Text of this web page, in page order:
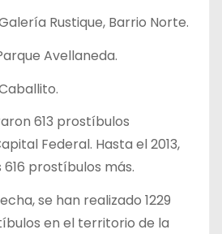
Rustique, Barrio Norte.
Avellaneda.
613 prostíbulos
Federal. Hasta el 2013,
prostíbulos más.
se han realizado 1229
en el territorio de la